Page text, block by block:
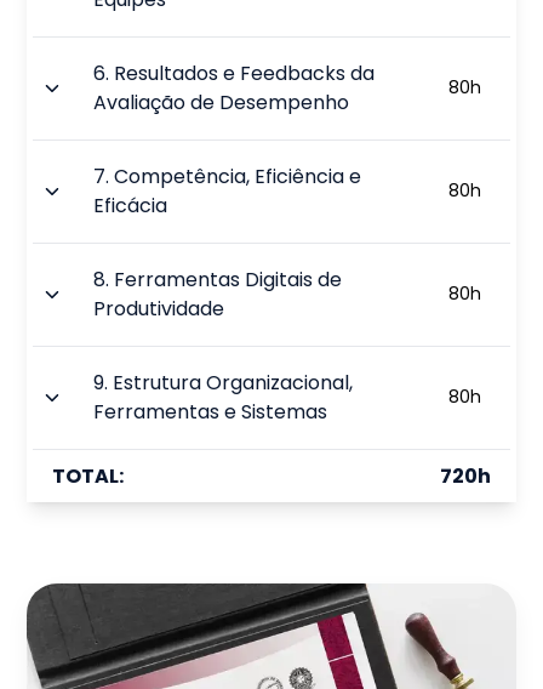
6. Resultados e Feedbacks da
Avaliação de Desempenho
80h
7.Competência, Eficiência e
Eficácia
80h
8. Ferramentas Digitais de
Produtividade
80h
9. Estrutura Organizacional,
Ferramentas e Sistemas
80h
TOTAL: 720h